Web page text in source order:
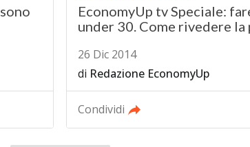
EconomyUp tv Speciale:
under 30. Come rivedere la
26 Dic 2014
di Redazione EconomyUp
Condividi